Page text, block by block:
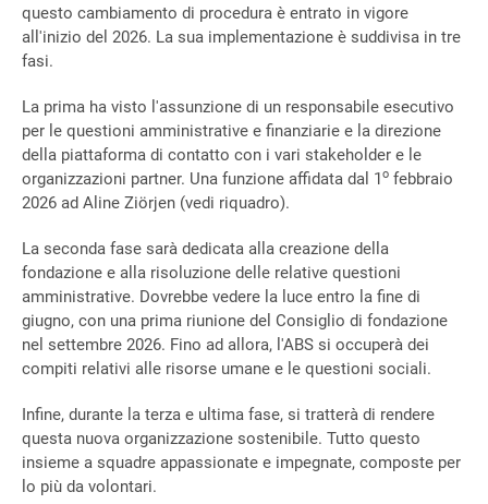
questo cambiamento di procedura è entrato in vigore
all'inizio del 2026. La sua implementazione è suddivisa in tre
fasi.
La prima ha visto l'assunzione di un responsabile esecutivo
per le questioni amministrative e finanziarie e la direzione
della piattaforma di contatto con i vari stakeholder e le
organizzazioni partner. Una funzione affidata dal 1o febbraio
2026 ad Aline Ziörjen (vedi riquadro).
La seconda fase sarà dedicata alla creazione della
fondazione e alla risoluzione delle relative questioni
amministrative. Dovrebbe vedere la luce entro la fine di
giugno, con una prima riunione del Consiglio di fondazione
nel settembre 2026. Fino ad allora, l'ABS si occuperà dei
compiti relativi alle risorse umane e le questioni sociali.
Infine, durante la terza e ultima fase, si tratterà di rendere
questa nuova organizzazione sostenibile. Tutto questo
insieme a squadre appassionate e impegnate, composte per
lo più da volontari.